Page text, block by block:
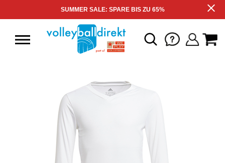
SUMMER SALE: SPARE BIS ZU 65%